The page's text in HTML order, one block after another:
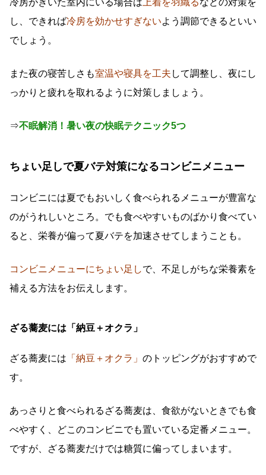
し、できれば冷房を効かせすぎないよう調節できるといい
でしょう。
また夜の寝苦しさも室温や寝具を工夫 して調整し、夜にし
っかりと疲れを取れるように対策しましょう。
⇒不眠解消！暑い夜の快眠テクニック5つ
ちょい足しで夏バテ対策になるコンビニメニュー
コンビニには夏でもおいしく食べられるメニューが豊富な
のがうれしいところ。でも食べやすいものばかり食べてい
ると、栄養が偏って夏バテを加速させてしまうことも。
コンビニメニューにちょい足しで、不足しがちな栄養素を
補える方法をお伝えします。
ざる蕎麦には「納豆＋オクラ」
ざる蕎麦には 「納豆＋オクラ」 のトッピングがおすすめで
す。
あっさりと食べられるざる蕎麦は、食欲がないときでも食
べやすく、どこのコンビニでも置いている定番メニュー。
ですが、ざる蕎麦だけでは糖質に偏ってしまいます。